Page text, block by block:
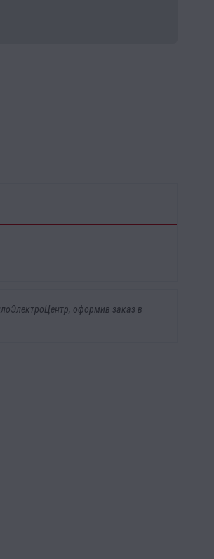
оформив заказ в